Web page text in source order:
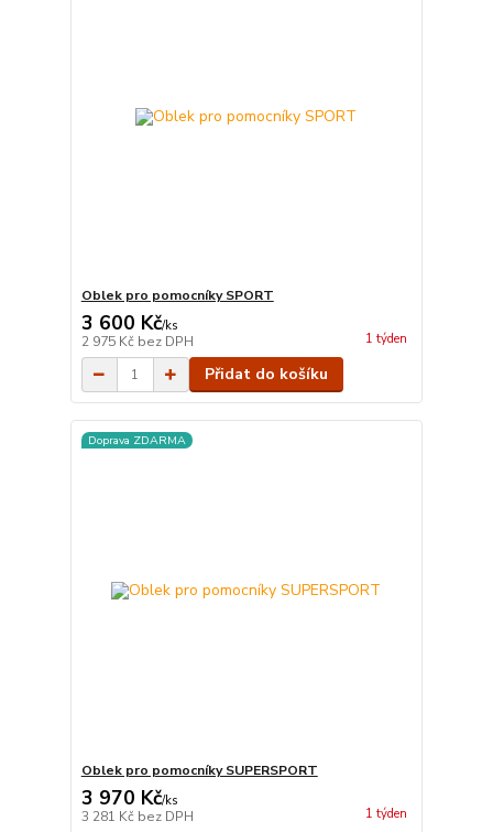
Oblek pro pomocníky SPORT
3 600 Kč/ks
2 975 Kč bez DPH 1 týden
Přidat do košíku
Doprava ZDARMA
Oblek pro pomocníky SUPERSPORT
3 970 Kč/ks
3 281 Kč bez DPH 1 týden